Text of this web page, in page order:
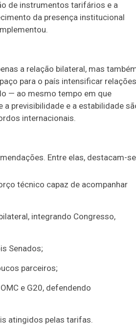
de instrumentos tarifários e a
da presença institucional
a relação bilateral, mas
para o país intensificar relações
— ao mesmo tempo em que
previsibilidade e a estabilidade
internacionais.
Entre elas, destacam-
técnico capaz de acompanhar
integrando Congresso,
Senados;
parceiros;
e G20, defendendo
atingidos pelas tarifas.